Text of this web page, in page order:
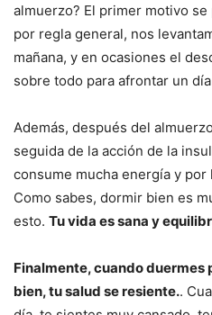
almuerzo? El primer motivo
por regla general, nos
mañana, y en ocasiones el
sobre todo para afrontar un
Además, después del
seguida de la acción de la
consume mucha energía y
Como sabes, dormir bien es
esto. Tu vida es sana y
Finalmente, cuando duermes
bien, tu salud se resiente..